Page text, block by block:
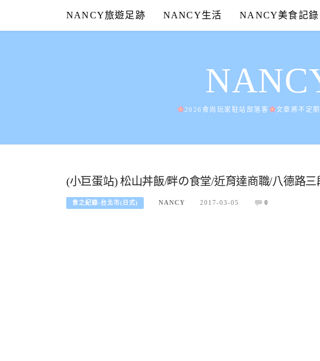
content
NANCY旅遊足跡 NANCY生活 NANCY美食記錄
2026食尚玩家駐站部落客 文章將不定
(小巨蛋站) 松山丼飯/畔の食堂/近育達商職/八德路
食之紀錄-台北市(日式) NANCY 2017-03-05 0